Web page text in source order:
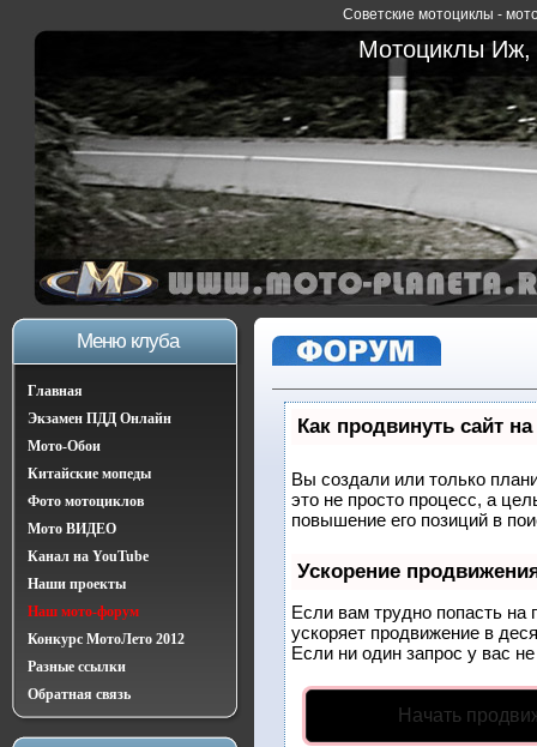
Советские мотоциклы -
Мотоциклы Иж,
Меню клуба
Главная
Экзамен ПДД Онлайн
Мото-Обои
Китайские мопеды
Фото мотоциклов
Мото ВИДЕО
Канал на YouTube
Наши проекты
Наш мото-форум
Конкурс МотоЛето 2012
Разные ссылки
Обратная связь
Как продвинуть сайт
Вы создали или только
это не просто процесс, а
повышение его позиций в
Ускорение
Если вам трудно попасть на
ускоряет продвижение в
Если ни один запрос у вас
Начать